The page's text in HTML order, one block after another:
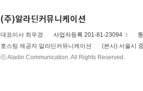
(주)알라딘커뮤니케이션
대표이사 최우경 사업자등록 201-81-23094
호스팅 제공자 알라딘커뮤니케이션
(본사) 서울시
ⓒ Aladin Communication. All Rights Reserved.